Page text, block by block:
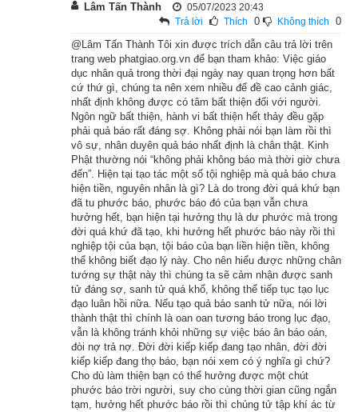
lạy chào Phật, bạch rằng: “Bạch Thế Tôn! Tôi với vua A-xà-
thế thật không sanh lòng oán ghét, song vua ấy tự sanh lòng
thù nghịch với tôi mà gây cuộc binh đao. Tuy vậy, vua cha của
A-xà-thế ngày trước là bạn hữu của tôi, nên nay tôi không
muốn xuống tay hại mạng người. Ý tôi muốn thả cho vua A-
xà-thế về nước cũ.”
Khi ấy, đức Phật khen vua Ba-tư-nặc mà nói rằng: “Hay lắm,
hay lắm. Đối với chỗ người thân kẻ oán đều giữ lòng bình
đẳng như nhau, chính là chỗ các bậc thánh hiền đều khen
ngợi.” Phật lại thuyết kệ rằng :
Bại thì sanh lo sợ,
Thắng nên lòng hân hoan.
Nay ngươi thả vua kia,
Đôi bên đều vui cả!
Lâm Tấn Thành
Trả lời Thích 0 Không thích 0
05/07/2023 20:43
@Lâm Tấn Thành Tôi xin được trích dẫn câu trả lời trên
trang web phatgiao.org.vn để bạn tham khảo: Việc giáo
dục nhân quả trong thời đại ngày nay quan trọng hơn bất
cứ thứ gì, chúng ta nên xem nhiều để đề cao cảnh giác,
nhất định không được có tâm bất thiện đối với người.
Ngôn ngữ bất thiện, hành vi bất thiện hết thảy đều gặp
phải quả báo rất đáng sợ. Không phải nói bạn làm rồi thì
vô sự, nhân duyên quả báo nhất định là chân thật. Kinh
Phật thường nói “không phải không báo mà thời giờ chưa
đến”. Hiện tại tạo tác một số tội nghiệp mà quả báo chưa
hiện tiền, nguyên nhân là gì? Là do trong đời quá khứ bạn
đã tu phước báo, phước báo đó của bạn vẫn chưa
hưởng hết, bạn hiện tại hưởng thụ là dư phước mà trong
đời quá khứ đã tạo, khi hưởng hết phước báo này rồi thì
nghiệp tội của bạn, tội báo của bạn liền hiện tiền, không
thể không biết đạo lý này. Cho nên hiểu được những chân
tướng sự thật này thì chúng ta sẽ cảm nhận được sanh
tử đáng sợ, sanh tử quá khổ, không thể tiếp tục tạo lục
đạo luân hồi nữa. Nếu tạo quả báo sanh tử nữa, nói lời
thành thật thì chính là oan oan tương báo trong lục đạo,
vẫn là không tránh khỏi những sự việc báo ân báo oán,
đòi nợ trả nợ. Đời đời kiếp kiếp đang tạo nhân, đời đời
kiếp kiếp đang thọ báo, bạn nói xem có ý nghĩa gì chứ?
Cho dù làm thiện bạn có thể hưởng được một chút
phước báo trời người, suy cho cùng thời gian cũng ngắn
tạm, hưởng hết phước báo rồi thì chủng tử tập khí ác từ